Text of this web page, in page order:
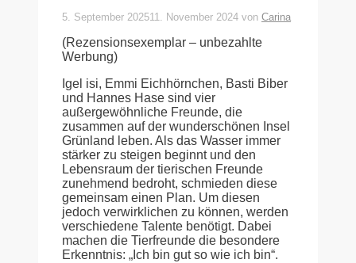
5. September 202511. November 2024 von Carina
(Rezensionsexemplar – unbezahlte
Werbung)
Igel isi, Emmi Eichhörnchen, Basti Biber
und Hannes Hase sind vier
außergewöhnliche Freunde, die
zusammen auf der wunderschönen Insel
Grünland leben. Als das Wasser immer
stärker zu steigen beginnt und den
Lebensraum der tierischen Freunde
zunehmend bedroht, schmieden diese
gemeinsam einen Plan. Um diesen
jedoch verwirklichen zu können, werden
verschiedene Talente benötigt. Dabei
machen die Tierfreunde die besondere
Erkenntnis: „Ich bin gut so wie ich bin“.